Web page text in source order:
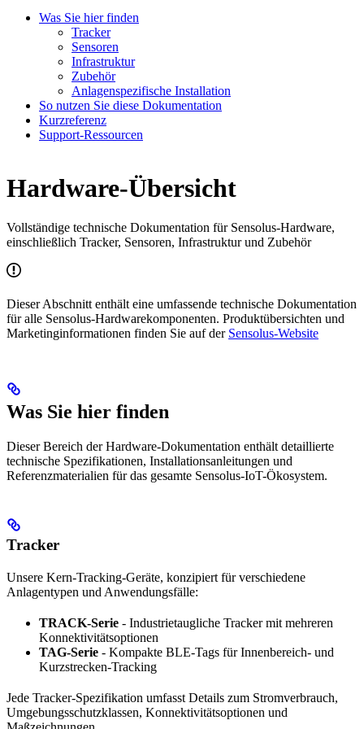
Was Sie hier finden
Tracker
Sensoren
Infrastruktur
Zubehör
Anlagenspezifische Installation
So nutzen Sie diese Dokumentation
Kurzreferenz
Support-Ressourcen
Hardware-Übersicht
Vollständige technische Dokumentation für Sensolus-Hardware,
einschließlich Tracker, Sensoren, Infrastruktur und Zubehör
Dieser Abschnitt enthält eine umfassende technische Dokumentation
für alle Sensolus-Hardwarekomponenten. Produktübersichten und
Marketinginformationen finden Sie auf der Sensolus-Website
Was Sie hier finden
Dieser Bereich der Hardware-Dokumentation enthält detaillierte
technische Spezifikationen, Installationsanleitungen und
Referenzmaterialien für das gesamte Sensolus-IoT-Ökosystem.
Tracker
Unsere Kern-Tracking-Geräte, konzipiert für verschiedene
Anlagentypen und Anwendungsfälle:
TRACK-Serie - Industrietaugliche Tracker mit mehreren
Konnektivitätsoptionen
TAG-Serie - Kompakte BLE-Tags für Innenbereich- und
Kurzstrecken-Tracking
Jede Tracker-Spezifikation umfasst Details zum Stromverbrauch,
Umgebungsschutzklassen, Konnektivitätsoptionen und